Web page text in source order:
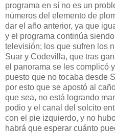
programa en sí no es un
números del elemento de
dar el año anterior, ya que
y el programa continúa
televisión; los que sufren los
Suar y Codevilla, que tras
el panorama se les complicó
puesto que no tocaba desde
por esto que se apostó al
que sea, no está logrando
podio y el canal del solcito
con el pie izquierdo, y no
habrá que esperar cuánto